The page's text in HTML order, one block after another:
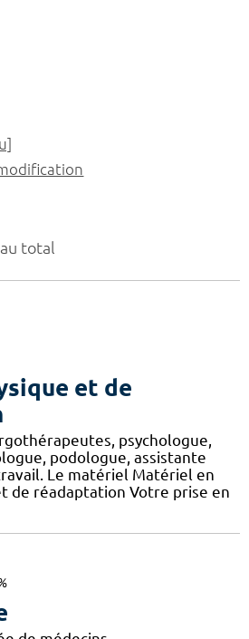
total
et de
psychologue,
podologue, assistante
Le matériel Matériel en
de réadaptation Votre prise en